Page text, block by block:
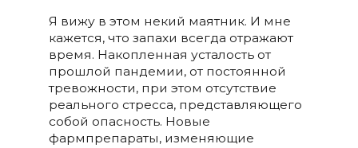
Я вижу в этом некий маятник. И мне
кажется, что запахи всегда отражают
время. Накопленная усталость от
прошлой пандемии, от постоянной
тревожности, при этом отсутствие
реального стресса, представляющего
собой опасность. Новые
фармпрепараты, изменяющие